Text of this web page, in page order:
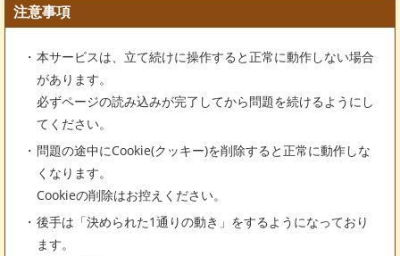
注意事項
本サービスは、立て続けに操作すると正常に動作しない場合
があります。
必ずページの読み込みが完了してから問題を続けるようにし
てください。
問題の途中にCookie(クッキー)を削除すると正常に動作しな
くなります。
Cookieの削除はお控えください。
後手は「決められた1通りの動き」をするようになっており
ます。